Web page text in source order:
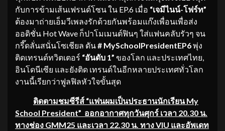
กับการข้ามเส้นเฟรนด์โซน ใน EP.6 เมื่อ “เจมีไนน์-โฟร์ท”
ต้องมาถ่ายเอ็มวีเพลงรักด้วยกันพร้อมแก๊งเพื่อนเพื่อส่ง
ออดิชั่น Hot Wave ก็ปาโมเมนต์ฟินๆ ใส่แฟนคลับรัวๆ จน
กรี๊ดลั่นสนั่นโซเชียล ดัน# MySchoolPresidentEP6พุ่ง
ติดเทรนด์ทวิตเตอร์ “อันดับ 1” ของโลก และประเทศไทย,
อินโดนีเซีย และยังติด เทรนด์ในอีกหลายประเทศทั่วโลก
งานนี้เรียกว่าฟูลฟิลหัวใจขั้นสุด
ติดตามชมซีรีส์ “แฟนผมเป็นประธานนักเรียน My
School President” ออกอากาศทุกวันศุกร์ เวลา 20.30 น.
ทางช่อง GMM25 และเวลา 22.30 น. ทาง VIU และอัพเดท